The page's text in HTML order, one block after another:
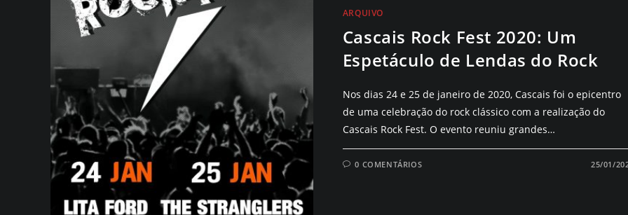
ARQUIVO
Cascais Rock Fest 2020: Um
Espetáculo de Lendas do Rock
Nos dias 24 e 25 de janeiro de 2020, Cascais foi o epicentro
de uma celebração do rock clássico com a realização do
Cascais Rock Fest. O evento reuniu grandes…
0 COMENTÁRIOS 25/01/